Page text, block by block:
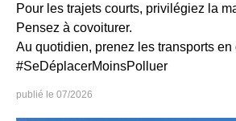
Pour les trajets courts, privilégiez la
Pensez à covoiturer.
Au quotidien, prenez les transports en
#SeDéplacerMoinsPolluer
07/2026